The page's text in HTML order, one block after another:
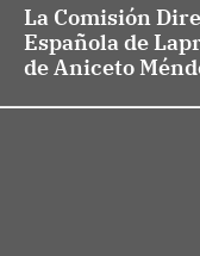
La Comisión
Española de
de Aniceto